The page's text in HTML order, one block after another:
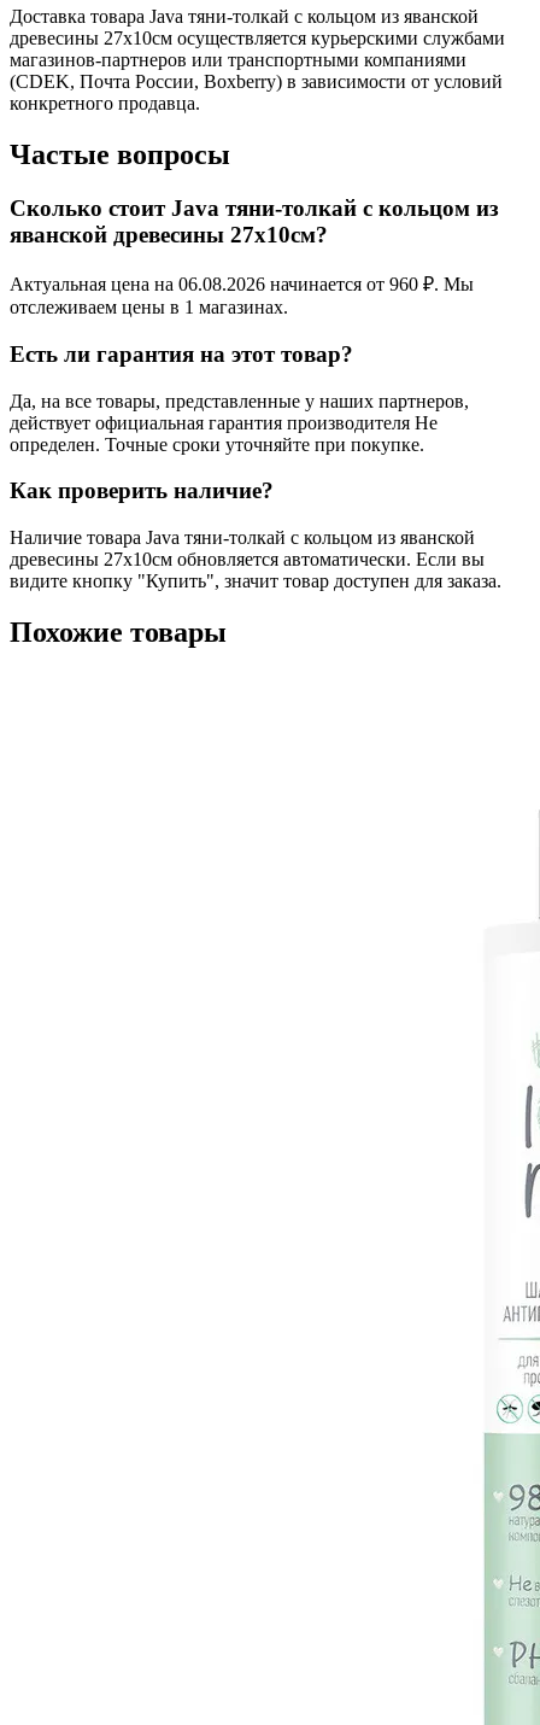
Доставка товара Java тяни-толкай c кольцом из яванской
древесины 27х10см осуществляется курьерскими службами
магазинов-партнеров или транспортными компаниями
(CDEK, Почта России, Boxberry) в зависимости от условий
конкретного продавца.
Частые вопросы
Сколько стоит Java тяни-толкай c кольцом из
яванской древесины 27х10см?
Актуальная цена на 06.08.2026 начинается от 960 ₽. Мы
отслеживаем цены в 1 магазинах.
Есть ли гарантия на этот товар?
Да, на все товары, представленные у наших партнеров,
действует официальная гарантия производителя Не
определен. Точные сроки уточняйте при покупке.
Как проверить наличие?
Наличие товара Java тяни-толкай c кольцом из яванской
древесины 27х10см обновляется автоматически. Если вы
видите кнопку "Купить", значит товар доступен для заказа.
Похожие товары